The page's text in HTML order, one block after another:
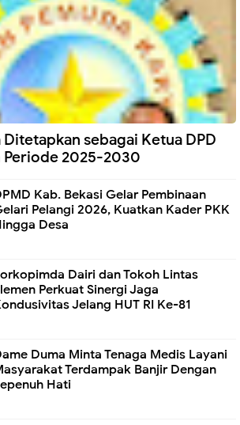
sebagai Ketua DPD
Periode 2025-2030
Kab. Bekasi Gelar Pembinaan
Pelangi 2026, Kuatkan Kader PKK
Desa
Dairi dan Tokoh Lintas
Perkuat Sinergi Jaga
Jelang HUT RI Ke-81
Duma Minta Tenaga Medis Layani
Terdampak Banjir Dengan
Hati